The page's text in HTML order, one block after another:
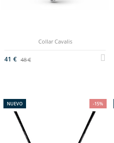
Collar Cavalis
41 € 48 €
-15%
NUEVO